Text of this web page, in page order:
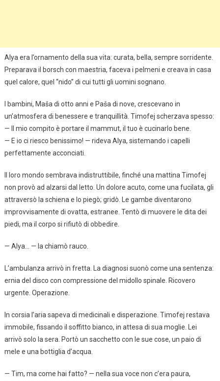
Alya era l’ornamento della sua vita: curata, bella, sempre sorridente.
Preparava il borsch con maestria, faceva i pelmeni e creava in casa
quel calore, quel “nido” di cui tutti gli uomini sognano.
I bambini, Maša di otto anni e Paša di nove, crescevano in
un’atmosfera di benessere e tranquillità. Timofej scherzava spesso:
— Il mio compito è portare il mammut, il tuo è cucinarlo bene.
— E io ci riesco benissimo! — rideva Alya, sistemando i capelli
perfettamente acconciati.
Il loro mondo sembrava indistruttibile, finché una mattina Timofej
non provò ad alzarsi dal letto. Un dolore acuto, come una fucilata, gli
attraversò la schiena e lo piegò; gridò. Le gambe diventarono
improvvisamente di ovatta, estranee. Tentò di muovere le dita dei
piedi, ma il corpo si rifiutò di obbedire.
— Alya… — la chiamò rauco.
L’ambulanza arrivò in fretta. La diagnosi suonò come una sentenza:
ernia del disco con compressione del midollo spinale. Ricovero
urgente. Operazione.
In corsia l’aria sapeva di medicinali e disperazione. Timofej restava
immobile, fissando il soffitto bianco, in attesa di sua moglie. Lei
arrivò solo la sera. Portò un sacchetto con le sue cose, un paio di
mele e una bottiglia d’acqua.
— Tim, ma come hai fatto? — nella sua voce non c’era paura,